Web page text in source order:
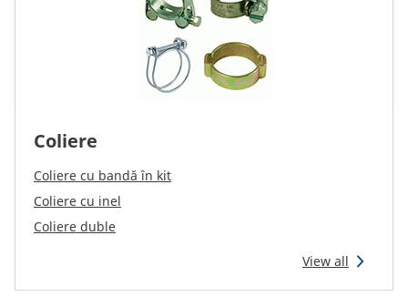
Coliere
Coliere cu bandă în kit
Coliere cu inel
Coliere duble
View all